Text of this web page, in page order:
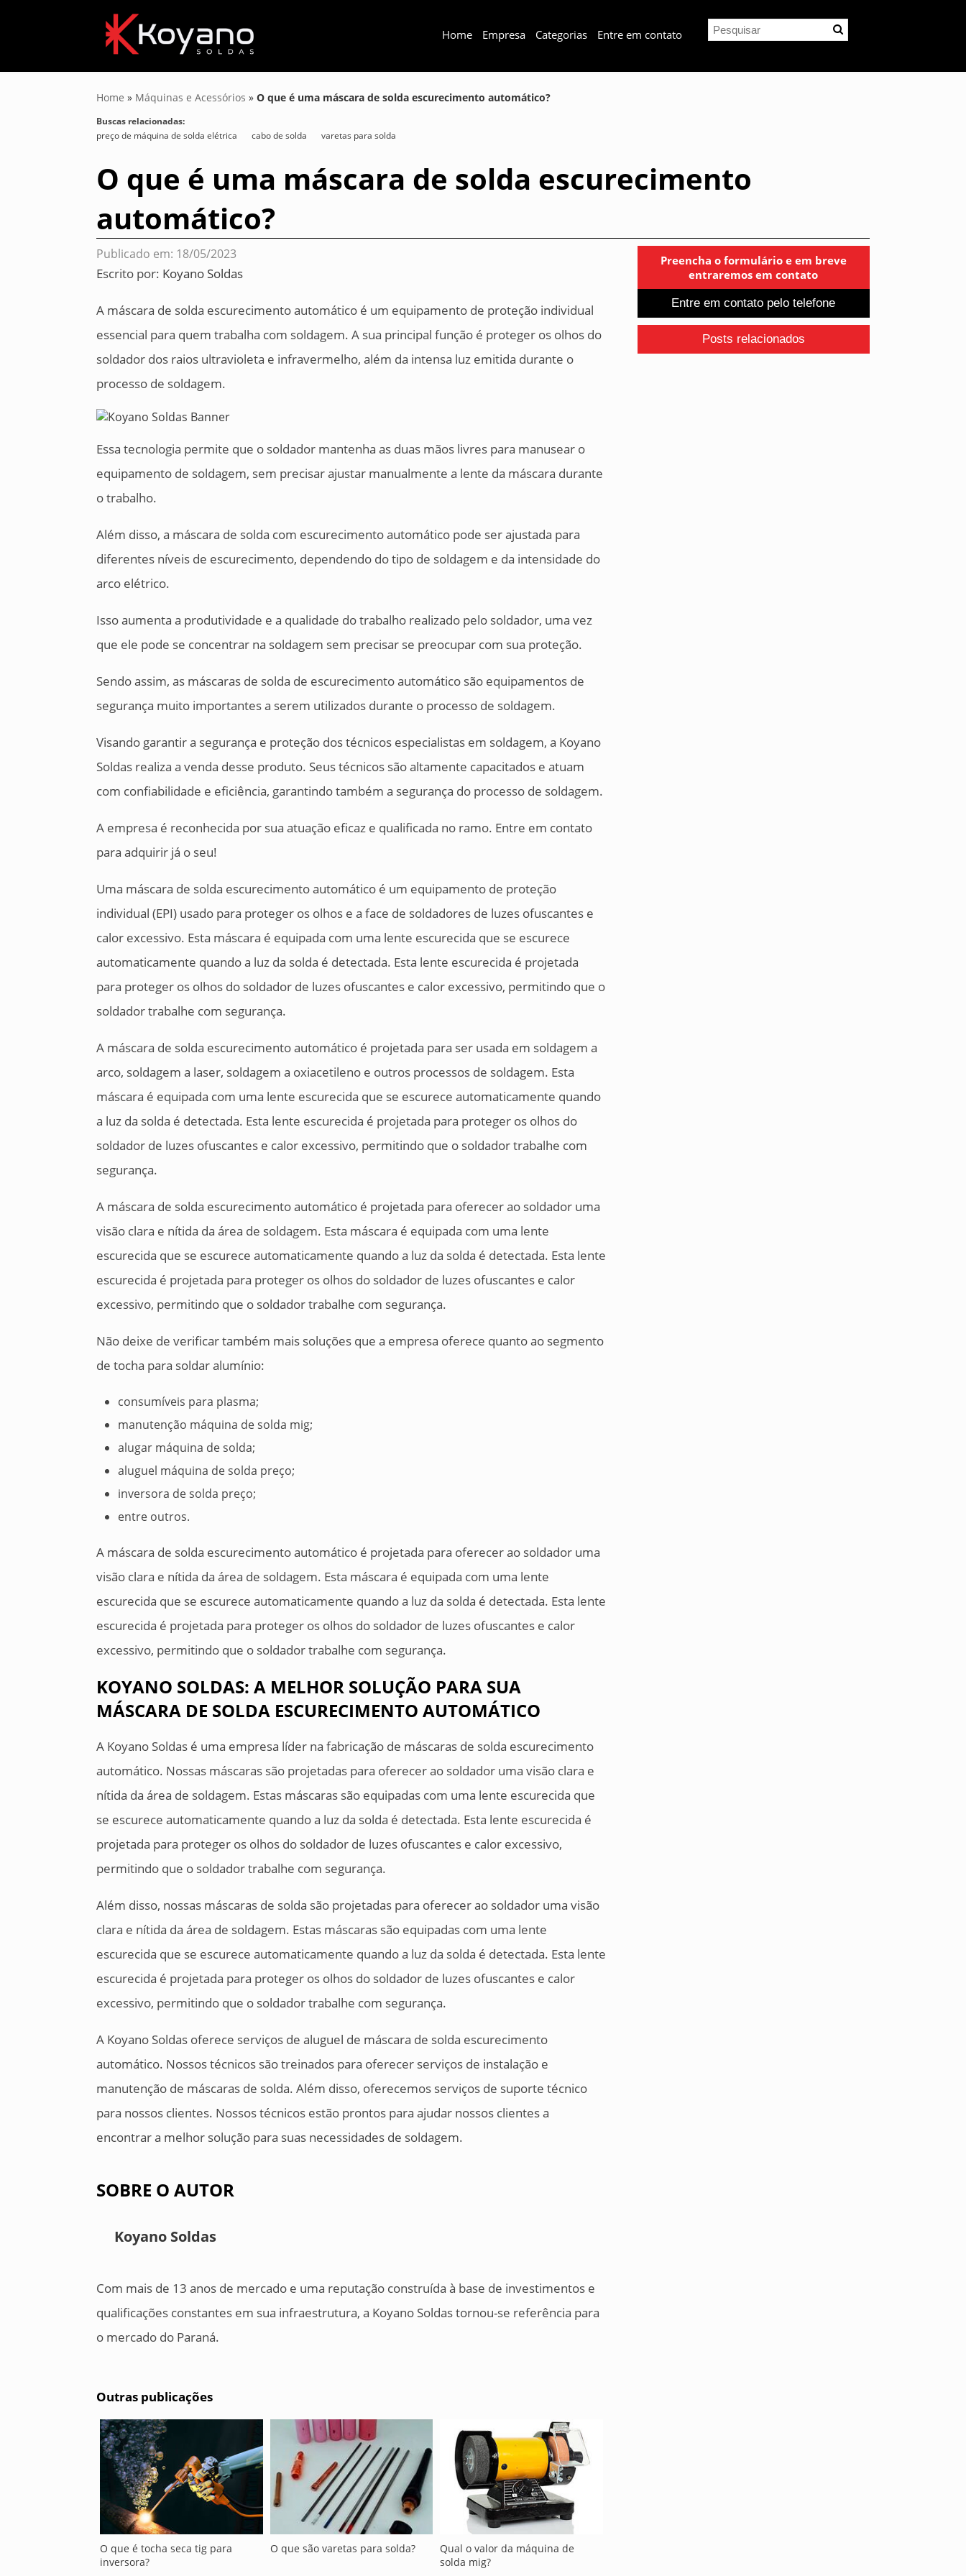
Home Empresa Categorias Entre em contato
Home » Máquinas e Acessórios »O que é uma máscara de solda escurecimento automático?
Buscas relacionadas:
preço de máquina de solda elétrica
cabo de solda varetas para solda
O que é uma máscara de solda escurecimento
automático?
Publicado em: 18/05/2023
Escrito por: Koyano Soldas
A máscara de solda escurecimento automático é um equipamento de proteção individual
essencial para quem trabalha com soldagem. A sua principal função é proteger os olhos do
soldador dos raios ultravioleta e infravermelho, além da intensa luz emitida durante o
processo de soldagem.
Essa tecnologia permite que o soldador mantenha as duas mãos livres para manusear o
equipamento de soldagem, sem precisar ajustar manualmente a lente da máscara durante
o trabalho.
Além disso, a máscara de solda com escurecimento automático pode ser ajustada para
diferentes níveis de escurecimento, dependendo do tipo de soldagem e da intensidade do
arco elétrico.
Isso aumenta a produtividade e a qualidade do trabalho realizado pelo soldador, uma vez
que ele pode se concentrar na soldagem sem precisar se preocupar com sua proteção.
Sendo assim, as máscaras de solda de escurecimento automático são equipamentos de
segurança muito importantes a serem utilizados durante o processo de soldagem.
Visando garantir a segurança e proteção dos técnicos especialistas em soldagem, a Koyano
Soldas realiza a venda desse produto. Seus técnicos são altamente capacitados e atuam
com confiabilidade e eficiência, garantindo também a segurança do processo de soldagem.
A empresa é reconhecida por sua atuação eficaz e qualificada no ramo. Entre em contato
para adquirir já o seu!
Uma máscara de solda escurecimento automático é um equipamento de proteção
individual (EPI) usado para proteger os olhos e a face de soldadores de luzes ofuscantes e
calor excessivo. Esta máscara é equipada com uma lente escurecida que se escurece
automaticamente quando a luz da solda é detectada. Esta lente escurecida é projetada
para proteger os olhos do soldador de luzes ofuscantes e calor excessivo, permitindo que o
soldador trabalhe com segurança.
A máscara de solda escurecimento automático é projetada para ser usada em soldagem a
arco, soldagem a laser, soldagem a oxiacetileno e outros processos de soldagem. Esta
máscara é equipada com uma lente escurecida que se escurece automaticamente quando
a luz da solda é detectada. Esta lente escurecida é projetada para proteger os olhos do
soldador de luzes ofuscantes e calor excessivo, permitindo que o soldador trabalhe com
segurança.
A máscara de solda escurecimento automático é projetada para oferecer ao soldador uma
visão clara e nítida da área de soldagem. Esta máscara é equipada com uma lente
escurecida que se escurece automaticamente quando a luz da solda é detectada. Esta lente
escurecida é projetada para proteger os olhos do soldador de luzes ofuscantes e calor
excessivo, permitindo que o soldador trabalhe com segurança.
Não deixe de verificar também mais soluções que a empresa oferece quanto ao segmento
de tocha para soldar alumínio:
consumíveis para plasma;
manutenção máquina de solda mig;
alugar máquina de solda;
aluguel máquina de solda preço;
inversora de solda preço;
entre outros.
A máscara de solda escurecimento automático é projetada para oferecer ao soldador uma
visão clara e nítida da área de soldagem. Esta máscara é equipada com uma lente
escurecida que se escurece automaticamente quando a luz da solda é detectada. Esta lente
escurecida é projetada para proteger os olhos do soldador de luzes ofuscantes e calor
excessivo, permitindo que o soldador trabalhe com segurança.
KOYANO SOLDAS: A MELHOR SOLUÇÃO PARA SUA
MÁSCARA DE SOLDA ESCURECIMENTO AUTOMÁTICO
A Koyano Soldas é uma empresa líder na fabricação de máscaras de solda escurecimento
automático. Nossas máscaras são projetadas para oferecer ao soldador uma visão clara e
nítida da área de soldagem. Estas máscaras são equipadas com uma lente escurecida que
se escurece automaticamente quando a luz da solda é detectada. Esta lente escurecida é
projetada para proteger os olhos do soldador de luzes ofuscantes e calor excessivo,
permitindo que o soldador trabalhe com segurança.
Além disso, nossas máscaras de solda são projetadas para oferecer ao soldador uma visão
clara e nítida da área de soldagem. Estas máscaras são equipadas com uma lente
escurecida que se escurece automaticamente quando a luz da solda é detectada. Esta lente
escurecida é projetada para proteger os olhos do soldador de luzes ofuscantes e calor
excessivo, permitindo que o soldador trabalhe com segurança.
A Koyano Soldas oferece serviços de aluguel de máscara de solda escurecimento
automático. Nossos técnicos são treinados para oferecer serviços de instalação e
manutenção de máscaras de solda. Além disso, oferecemos serviços de suporte técnico
para nossos clientes. Nossos técnicos estão prontos para ajudar nossos clientes a
encontrar a melhor solução para suas necessidades de soldagem.
SOBRE O AUTOR
Koyano Soldas
Com mais de 13 anos de mercado e uma reputação construída à base de investimentos e
qualificações constantes em sua infraestrutura, a Koyano Soldas tornou-se referência para
o mercado do Paraná.
Outras publicações
O que é tocha seca tig para
inversora?
O que são varetas para solda?
Qual o valor da máquina de
solda mig?
Preencha o formulário e em breve
entraremos em contato
Entre em contato pelo telefone
Posts relacionados